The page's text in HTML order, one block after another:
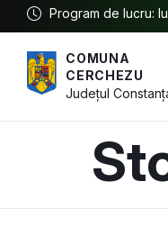
Program de lucru:
COMUNA
CERCHEZU
Județul